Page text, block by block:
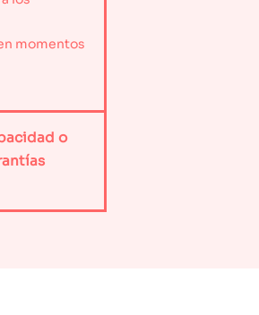
momentos
o